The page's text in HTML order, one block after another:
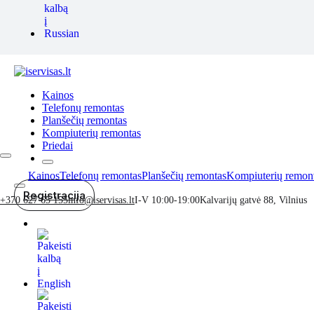
Kainos
Telefonų remontas
Planšečių remontas
Kompiuterių remontas
Priedai
Registracija
KainosTelefonų remontasPlanšečių remontasKompiuterių
+370 627 65 155info@iservisas.ltI-V 10:00-19:00Kalvarijų gatvė 88, Vilnius